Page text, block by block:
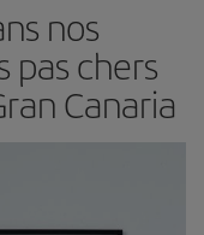
nos
pas chers
Canaria